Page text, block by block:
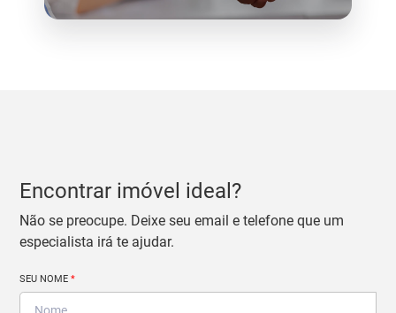
Encontrar imóvel ideal?
Não se preocupe. Deixe seu email e telefone que um
especialista irá te ajudar.
SEU NOME*